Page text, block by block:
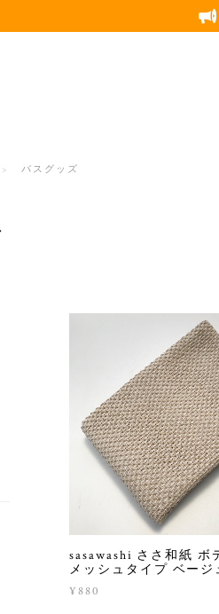
バスグッズ
sasawashi ささ和紙 ボ
メッシュタイプ ベージ
¥880